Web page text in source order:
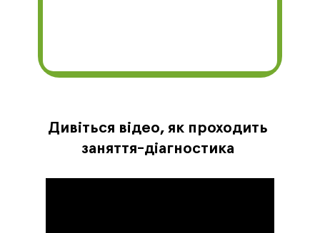
Дивіться відео, як проходить
заняття-діагностика